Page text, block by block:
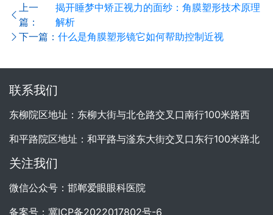
上一
篇：
揭开睡梦中矫正视力的面纱：角膜塑形技术原理
解析
下一篇： 什么是角膜塑形镜它如何帮助控制近视
联系我们
东柳院区地址：东柳大街与北仓路交叉口南行100米路西
和平路院区地址：和平路与滏东大街交叉口东行100米路北
关注我们
微信公众号：邯郸爱眼眼科医院
备案号： 冀ICP备2022017802号-6